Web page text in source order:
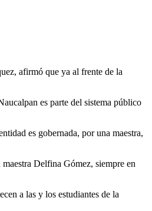
afirmó que ya al frente de la
es parte del sistema público
es gobernada, por una maestra,
Delfina Gómez, siempre en
a las y los estudiantes de la